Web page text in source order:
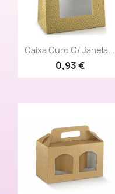
Vista rápida
Caixa Ouro C/ Janela...
0,93 €